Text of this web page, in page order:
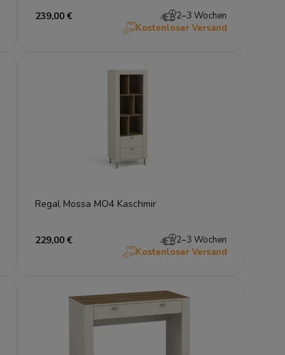
239,00 €
2–3 Wochen
Kostenloser Versand
Regal Mossa MO4 Kaschmir
229,00 €
2–3 Wochen
Kostenloser Versand